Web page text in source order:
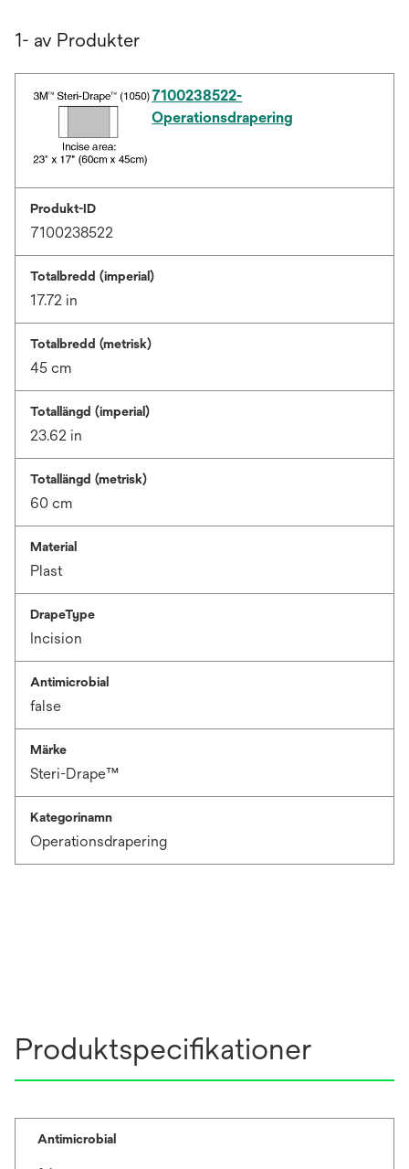
1- av Produkter
7100238522-
Operationsdrapering
Produkt-ID
7100238522
Totalbredd (imperial)
17.72 in
Totalbredd (metrisk)
45 cm
Totallängd (imperial)
23.62 in
Totallängd (metrisk)
60 cm
Material
Plast
DrapeType
Incision
Antimicrobial
false
Märke
Steri-Drape™
Kategorinamn
Operationsdrapering
Produktspecifikationer
Antimicrobial